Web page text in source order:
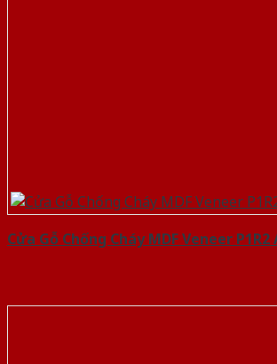
Cửa Gỗ Chống Cháy MDF Veneer P1R2